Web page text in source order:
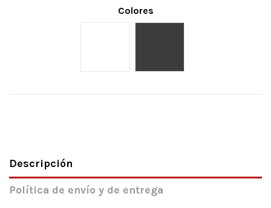
Colores
Descripción
Política de envío y de entrega